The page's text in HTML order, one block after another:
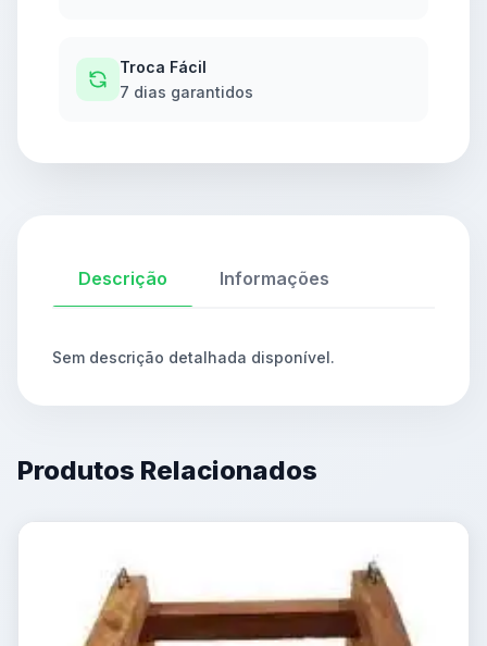
Troca Fácil
7 dias garantidos
Descrição Informações
Sem descrição detalhada disponível.
Produtos Relacionados